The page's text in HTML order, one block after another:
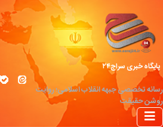
پایگاه خبری سراج۲۴
رسانه تخصصی جبهه انقلاب اسلامی؛ روایت
روشن حقیقت